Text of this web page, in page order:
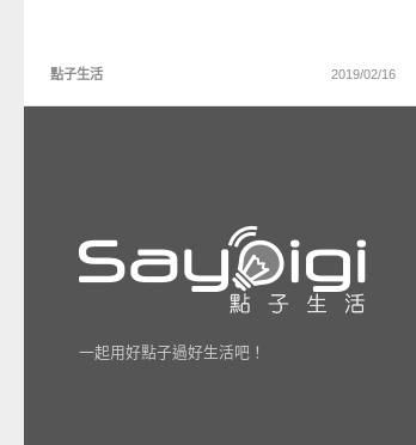
點子生活 2019/02/16
一起用好點子過好生活吧！